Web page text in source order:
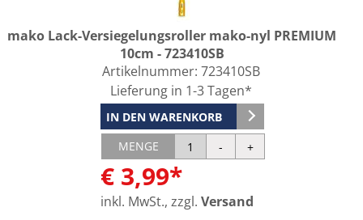
mako Lack-Versiegelungsroller mako-nyl PREMIUM
10cm - 723410SB
Artikelnummer:723410SB
Lieferung in 1-3 Tagen*
IN DEN WARENKORB
MENGE
€ 3,99*
inkl. MwSt., zzgl. Versand